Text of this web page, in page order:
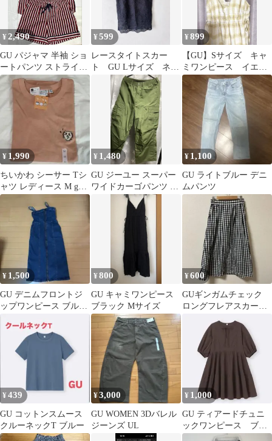
¥2,490
GU パジャマ 半袖 ショ
ートパンツ ストライプ
ピーナッツ L
¥599
レースタイトスカー
ト GU Lサイズ ネイ
ビー オフィスカジュア
¥899
【GU】Sサイズ キャ
ミワンピース イエロ
ーチェック柄
¥ 1,990
ちいかわ シーサー Tシ
ャツ レディース M gu
ジーユー タグ付き新品
¥ 1,480
GU ジーユー スーパー
ワイドカーゴパンツ オ
リーブ M
¥ 1,100
GU ライトブルー デニ
ムパンツ
¥ 1,500
GU デニムフロントジ
ップワンピース ブルー
Mサイズ
¥800
GU キャミワンピース
ブラック Mサイズ
¥600
GUギンガムチェック
ロングフレアスカート
¥439
GU コットンスムース
クルーネックT ブルー
¥3,000
GU WOMEN 3Dバレル
ジーンズ UL
¥ 1,000
GU ティアードチュニ
ックワンピース ブラ
ウン S